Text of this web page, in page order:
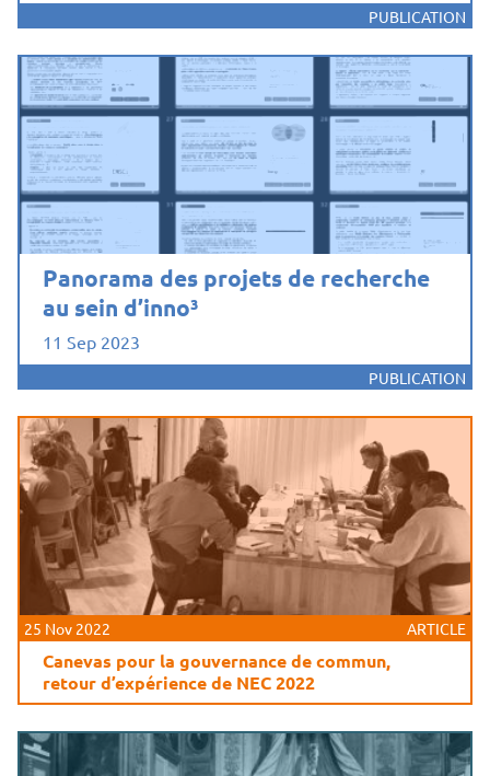
PUBLICATION
Panorama des projets de recherche
au sein d’inno³
11 Sep 2023
PUBLICATION
25 Nov 2022 ARTICLE
Canevas pour la gouvernance de commun,
retour d’expérience de NEC 2022